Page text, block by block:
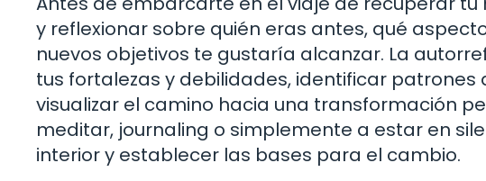
y reflexionar sobre quién eras antes, qué
nuevos objetivos te gustaría alcanzar. La
tus fortalezas y debilidades, identificar
visualizar el camino hacia una transformación
meditar, journaling o simplemente a estar en
interior y establecer las bases para el cambio.